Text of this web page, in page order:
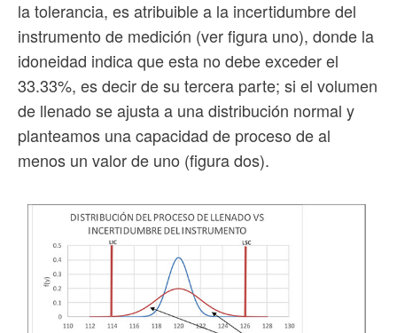
la tolerancia, es atribuible a la incertidumbre del
instrumento de medición (ver figura uno), donde la
idoneidad indica que esta no debe exceder el
33.33%, es decir de su tercera parte; si el volumen
de llenado se ajusta a una distribución normal y
planteamos una capacidad de proceso de al
menos un valor de uno (figura dos).